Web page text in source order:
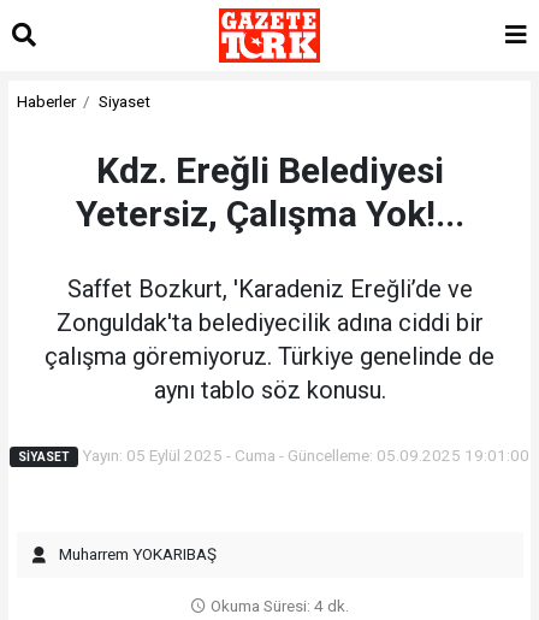
Haberler Siyaset
Kdz. Ereğli Belediyesi
Yetersiz, Çalışma Yok!...
Saffet Bozkurt, 'Karadeniz Ereğli’de ve
Zonguldak'ta belediyecilik adına ciddi bir
çalışma göremiyoruz. Türkiye genelinde de
aynı tablo söz konusu.
SIYASET Yayın: 05 Eylül 2025 - Cuma - Güncelleme: 05.09.2025 19:01:00
Muharrem YOKARIBAŞ
Okuma Süresi: 4 dk.